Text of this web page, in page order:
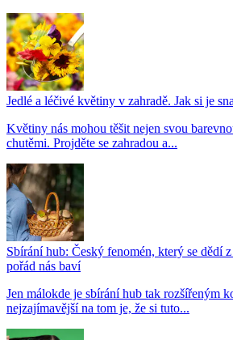
Jedlé a léčivé květiny v zahradě. Jak si je
Květiny nás mohou těšit nejen svou
chutěmi. Projděte se zahradou a...
Sbírání hub: Český fenomén, který se dědí z
pořád nás baví
Jen málokde je sbírání hub tak rozšířeným
nejzajímavější na tom je, že si tuto...